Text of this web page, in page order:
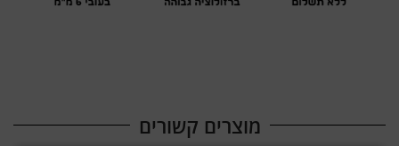
מוצרים קשורים​